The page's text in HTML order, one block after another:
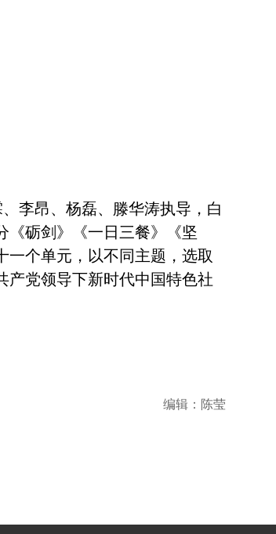
李昂、杨磊、滕华涛执导，白
《砺剑》《一日三餐》《坚
个单元，以不同主题，选取
产党领导下新时代中国特色社
编辑：陈莹